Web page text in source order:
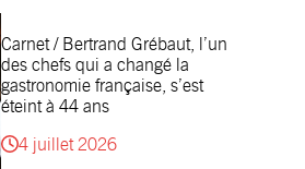
Carnet / Bertrand Grébaut, l’un
des chefs qui a changé la
gastronomie française, s’est
éteint à 44 ans
4 juillet 2026